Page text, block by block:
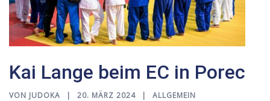
Kai Lange beim EC in Porec
VON JUDOKA 20. MÄRZ 2024 ALLGEMEIN